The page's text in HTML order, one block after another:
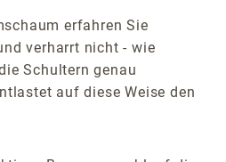
erfahren Sie
verharrt nicht - wie
Schultern genau
auf diese Weise den